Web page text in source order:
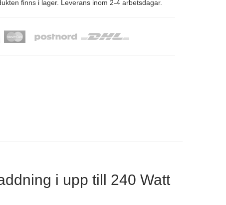
finns i lager. Leverans inom 2-4 arbetsdagar.
i upp till 240 Watt